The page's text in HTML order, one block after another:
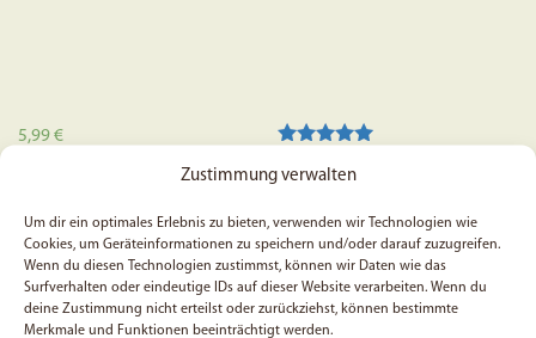
Zustimmung verwalten
Um dir ein optimales Erlebnis zu bieten, verwenden wir Technologien wie
Cookies, um Geräteinformationen zu speichern und/oder darauf zuzugreifen.
Wenn du diesen Technologien zustimmst, können wir Daten wie das
Surfverhalten oder eindeutige IDs auf dieser Website verarbeiten. Wenn du
deine Zustimmung nicht erteilst oder zurückziehst, können bestimmte
Merkmale und Funktionen beeinträchtigt werden.
5,99€
5.00
In den Warenkorb